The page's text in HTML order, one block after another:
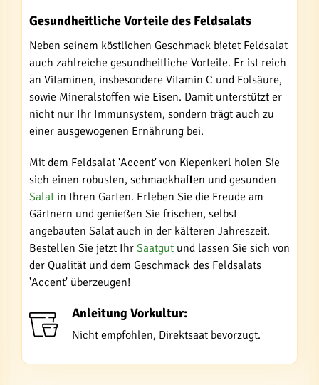
Gesundheitliche Vorteile des Feldsalats
Neben seinem köstlichen Geschmack bietet Feldsalat
auch zahlreiche gesundheitliche Vorteile. Er ist reich
an Vitaminen, insbesondere Vitamin C und Folsäure,
sowie Mineralstoffen wie Eisen. Damit unterstützt er
nicht nur Ihr Immunsystem, sondern trägt auch zu
einer ausgewogenen Ernährung bei.
Mit dem Feldsalat 'Accent' von Kiepenkerl holen Sie
sich einen robusten, schmackhaften und gesunden
Salat in Ihren Garten. Erleben Sie die Freude am
Gärtnern und genießen Sie frischen, selbst
angebauten Salat auch in der kälteren Jahreszeit.
Bestellen Sie jetzt Ihr Saatgut und lassen Sie sich von
der Qualität und dem Geschmack des Feldsalats
'Accent' überzeugen!
Anleitung Vorkultur:
Nicht empfohlen, Direktsaat bevorzugt.